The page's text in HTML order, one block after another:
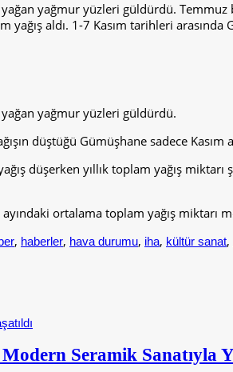
yağan yağmur yüzleri güldürdü.
yağış aldı. 1-7 Kasım tarihleri
yağan yağmur yüzleri güldürdü.
düştüğü Gümüşhane sadece Kasım
düşerken yıllık toplam yağış
ortalama toplam yağış
, haberler, hava durumu, iha, kültür sanat,
Seramik Sanatıyla